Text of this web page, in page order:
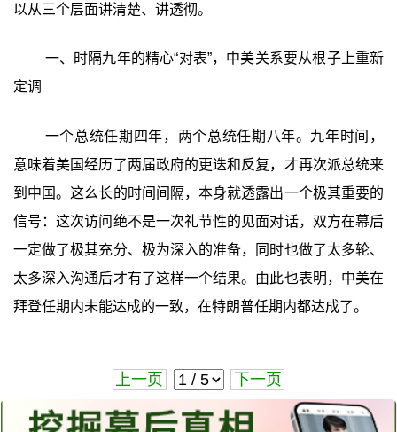
以从三个层面讲清楚、讲透彻。
一、时隔九年的精心“对表”，中美关系要从根子上重新
定调
一个总统任期四年，两个总统任期八年。九年时间，
意味着美国经历了两届政府的更迭和反复，才再次派总统来
到中国。这么长的时间间隔，本身就透露出一个极其重要的
信号：这次访问绝不是一次礼节性的见面对话，双方在幕后
一定做了极其充分、极为深入的准备，同时也做了太多轮、
太多深入沟通后才有了这样一个结果。由此也表明，中美在
拜登任期内未能达成的一致，在特朗普任期内都达成了。
上一页 下一页